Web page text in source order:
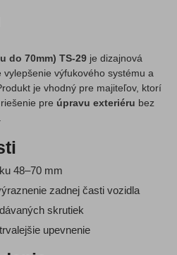
do 70mm) TS-29 je dizajnová
výfukového systému a
je vhodný pre majiteľov, ktorí
pre úpravu exteriéru bez
48–70 mm
zadnej časti vozidla
skrutiek
upevnenie